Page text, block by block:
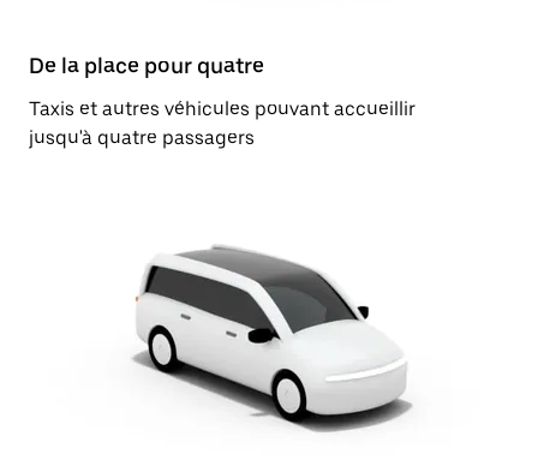
De la place pour quatre
Taxis et autres véhicules pouvant accueillir
jusqu'à quatre passagers